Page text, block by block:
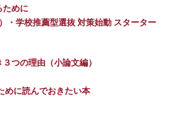
ために
・学校推薦型選抜 対策始動 スターター
つの理由（小論文編）
めに読んでおきたい本